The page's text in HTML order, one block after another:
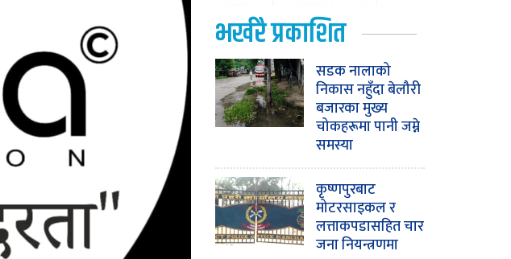
भर्खरै प्रकाशित
सडक नालाको
निकास नहुँदा बेलौरी
बजारका मुख्य
चोकहरूमा पानी जम्ने
समस्या
कृष्णपुरबाट
मोटरसाइकल र
लत्ताकपडासहित चार
जना नियन्त्रणमा